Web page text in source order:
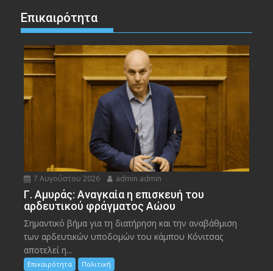
Επικαιρότητα
7 Αυγούστου 2026 admin admin
Γ. Αμυράς: Αναγκαία η επισκευή του
αρδευτικού φράγματος Αώου
Σημαντικό βήμα για τη διατήρηση και την αναβάθμιση
των αρδευτικών υποδομών του κάμπου Κόνιτσας
αποτελεί η...
Επικαιρότητα Πολιτική